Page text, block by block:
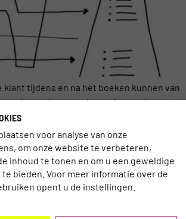
klant tijdens en na het boeken kunnen van
levenslange ambassadeur maken.
dat je zorgt voor de ultieme boekings
proces. Forrester Research heeft
en dit keer werd in een uur duidelijk
je klanten de […]
voor analyse van onze
om onze website te verbeteren,
inhoud te tonen en om u een geweldige
bieden. Voor meer informatie over de
opent u de instellingen.